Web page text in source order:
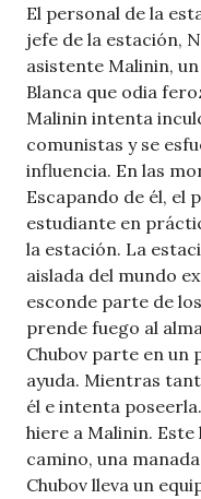
El personal de la
jefe de la estación,
asistente Malinin,
Blanca que odia
Malinin intenta
comunistas y se
influencia. En las
Escapando de él, el
estudiante en
la estación. La
aislada del mundo
esconde parte de
prende fuego al
Chubov parte en un
ayuda. Mientras
él e intenta
hiere a Malinin. Este
camino, una
Chubov lleva un